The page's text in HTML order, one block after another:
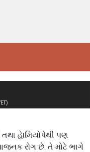
હેામિયોપેથી પણ
રોગ છે. તે મોટે ભાગે